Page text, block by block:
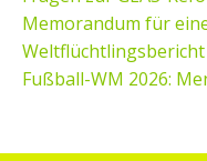
Memorandum für
Fußball-WM 2026: